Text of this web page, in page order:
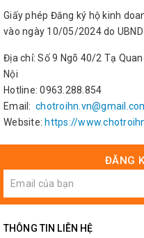
Giấy phép Đăng ký hộ kinh
vào ngày 10/05/2024 do UBND
Địa chỉ: Số 9 Ngõ 40/2 Tạ
Nội
Hotline: 0963.288.854
Email:
Website: https://
ĐĂNG
THÔNG TIN LIÊN HỆ